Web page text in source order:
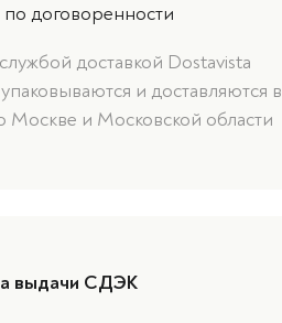
договоренности
доставкой Dostavista
и доставляются в
Москве и Московской области
выдачи СДЭК